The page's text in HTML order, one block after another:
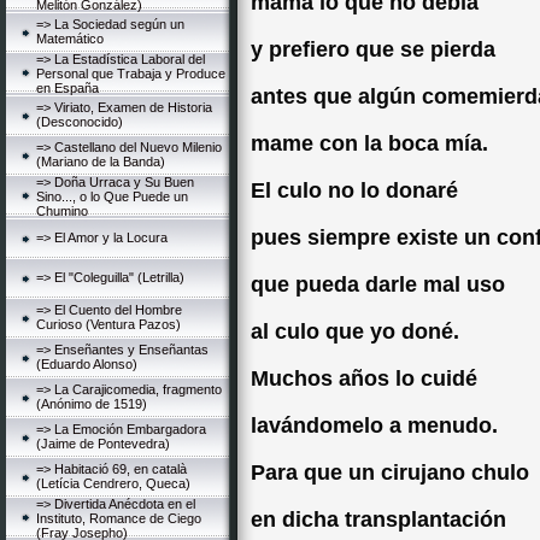
Melitón González)
=> La Sociedad según un
Matemático
=> La Estadística Laboral del
Personal que Trabaja y Produce
en España
=> Viriato, Examen de Historia
(Desconocido)
=> Castellano del Nuevo Milenio
(Mariano de la Banda)
=> Doña Urraca y Su Buen
Sino..., o lo Que Puede un
Chumino
=> El Amor y la Locura
=> El "Coleguilla" (Letrilla)
=> El Cuento del Hombre
Curioso (Ventura Pazos)
=> Enseñantes y Enseñantas
(Eduardo Alonso)
=> La Carajicomedia, fragmento
(Anónimo de 1519)
=> La Emoción Embargadora
(Jaime de Pontevedra)
=> Habitació 69, en català
(Letícia Cendrero, Queca)
=> Divertida Anécdota en el
Instituto, Romance de Ciego
(Fray Josepho)
y prefiero que se pierda
antes que algún
mame con la boca mía.
El culo no lo donaré
pues siempre existe un
que pueda darle mal uso
al culo que yo doné.
Muchos años lo cuidé
lavándomelo a menudo.
Para que un cirujano chulo
en dicha transplantación